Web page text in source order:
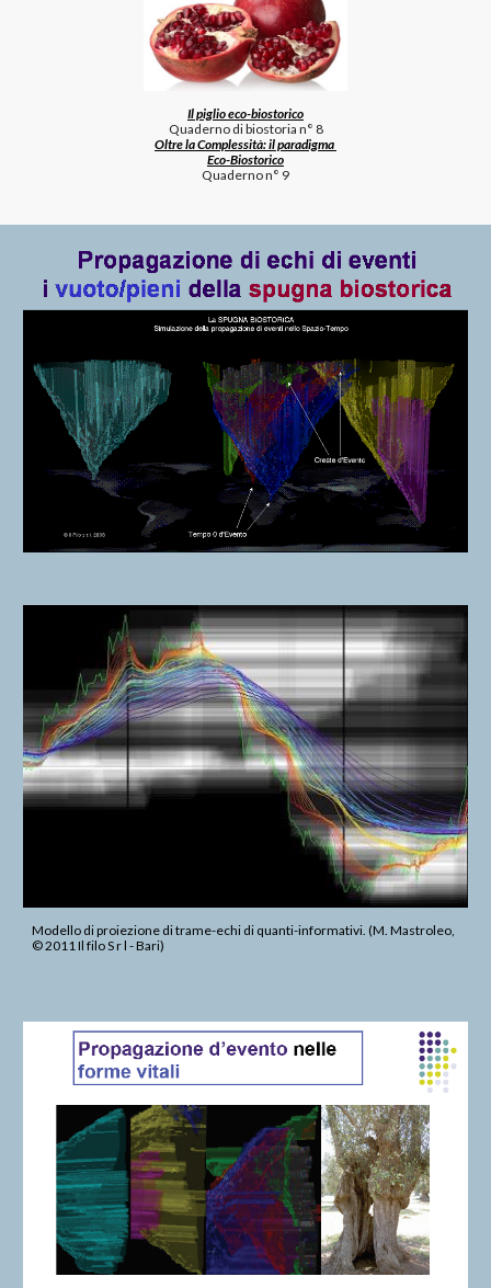
Il piglio eco-biostorico
Quaderno di biostoria n° 8
Oltre la Complessità: il paradigma
Eco-Biostorico
Quaderno n° 9
Modello di proiezione di trame-echi di quanti-informativi. (M. Mastroleo,
© 2011 Il filo S r l - Bari)